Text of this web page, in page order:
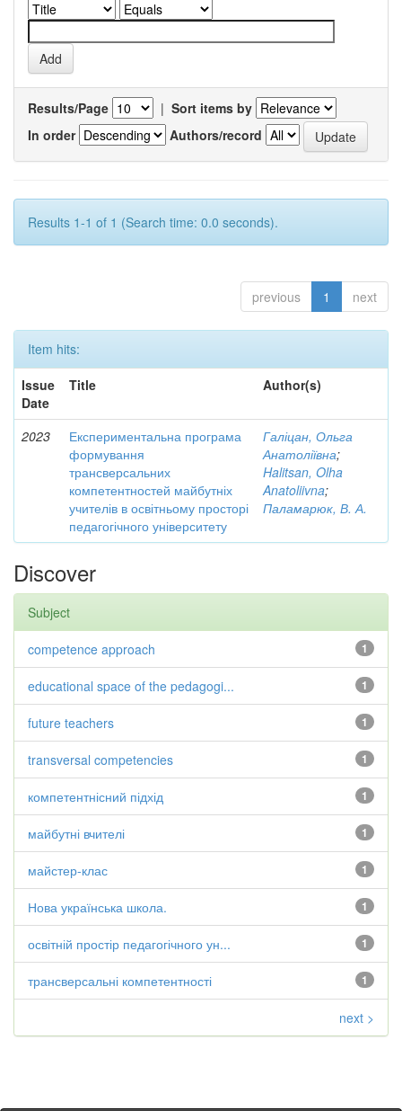
Results/Page | Sort items by
In order
Authors/record
Results 1-1 of 1 (Search time: 0.0 seconds).
previous 1 next
Item hits:
Issue
Date
Title Author(s)
2023
Експериментальна програма
формування
трансверсальних
компетентностей майбутніх
учителів в освітньому просторі
педагогічного університету
Галіцан, Ольга
Анатоліївна;
Halitsan, Olha
Anatoliivna;
Паламарюк, В. А.
Discover
Subject
1
competence approach
1
educational space of the pedagogi...
1
future teachers
1
transversal competencies
1
компетентнісний підхід
1
майбутні вчителі
1
майстер-клас
1
Нова українська школа.
1
освітній простір педагогічного ун...
1
трансверсальні компетентності
next >